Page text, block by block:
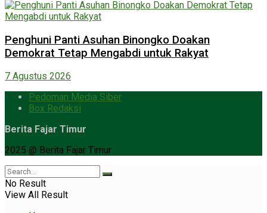
Penghuni Panti Asuhan Binongko Doakan
Demokrat Tetap Mengabdi untuk Rakyat
7 Agustus 2026
Pedoman Media Siber
Box Redaksi
Berita Fajar Timur
2025 @ Berita Fajar Timur
No Result
View All Result